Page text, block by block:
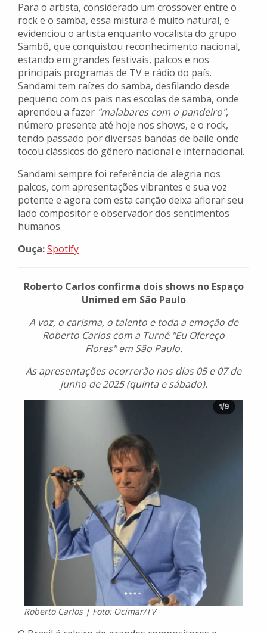
Para o artista, considerado um crossover entre o
rock e o samba, essa mistura é muito natural, e
evidenciou o artista enquanto vocalista do grupo
Sambô, que conquistou reconhecimento nacional,
estando em grandes festivais, palcos e nos
principais programas de TV e rádio do país.
Sandami tem raízes do samba, desfilando desde
pequeno com os pais nas escolas de samba, onde
aprendeu a fazer "malabares com o pandeiro",
número presente até hoje nos shows, e o rock,
tendo passado por diversas bandas de baile onde
tocou clássicos do gênero nacional e internacional.
Sandami sempre foi referência de alegria nos
palcos, com apresentações vibrantes e sua voz
potente e agora com esta canção deixa aflorar seu
lado compositor e observador dos sentimentos
humanos.
Ouça:Spotify
Roberto Carlos confirma dois shows no Espaço
Unimed em São Paulo
A voz, o carisma, o talento e toda a emoção de
Roberto Carlos com a Turnê "Eu Ofereço
Flores" em São Paulo.
As apresentações ocorrerão nos dias 05 e 07 de
junho de 2025 (quinta e sábado).
Roberto Carlos | Foto: Ocimar/TV